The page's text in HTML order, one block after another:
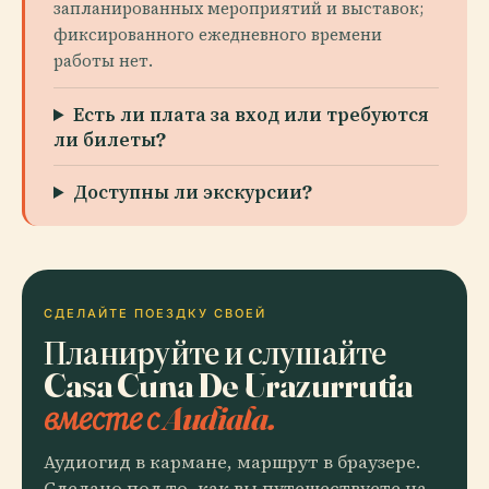
запланированных мероприятий и выставок;
фиксированного ежедневного времени
работы нет.
Есть ли плата за вход или требуются
ли билеты?
Доступны ли экскурсии?
СДЕЛАЙТЕ ПОЕЗДКУ СВОЕЙ
Планируйте и слушайте
Casa Cuna De Urazurrutia
вместе с Audiala.
Аудиогид в кармане, маршрут в браузере.